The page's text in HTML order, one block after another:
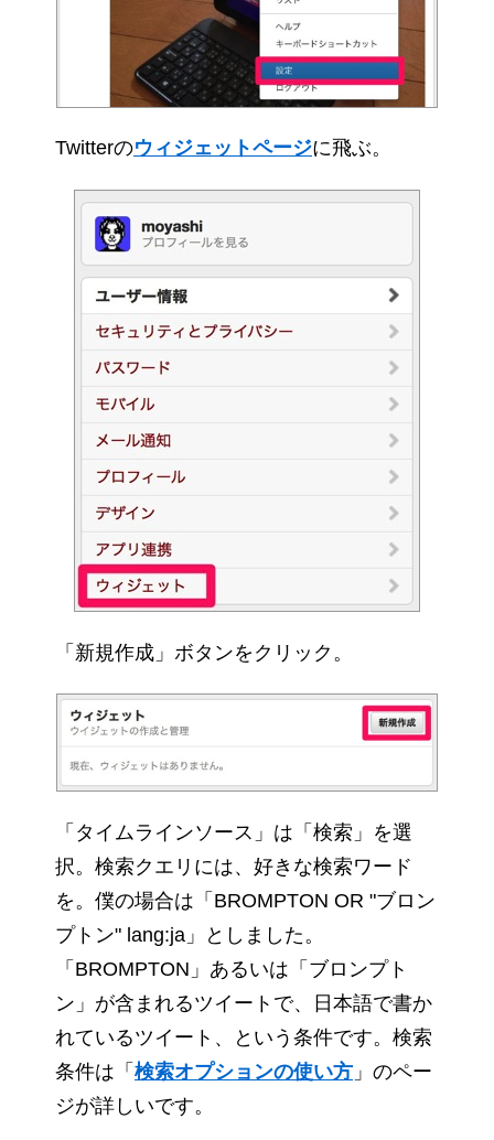
Twitterのウィジェットページに飛ぶ。
「新規作成」ボタンをクリック。
「タイムラインソース」は「検索」を選
択。検索クエリには、好きな検索ワード
を。僕の場合は「BROMPTON OR "ブロン
プトン" lang:ja」としました。
「BROMPTON」あるいは「ブロンプト
ン」が含まれるツイートで、日本語で書か
れているツイート、という条件です。検索
条件は「 検索オプションの使い方 」のペー
ジが詳しいです。